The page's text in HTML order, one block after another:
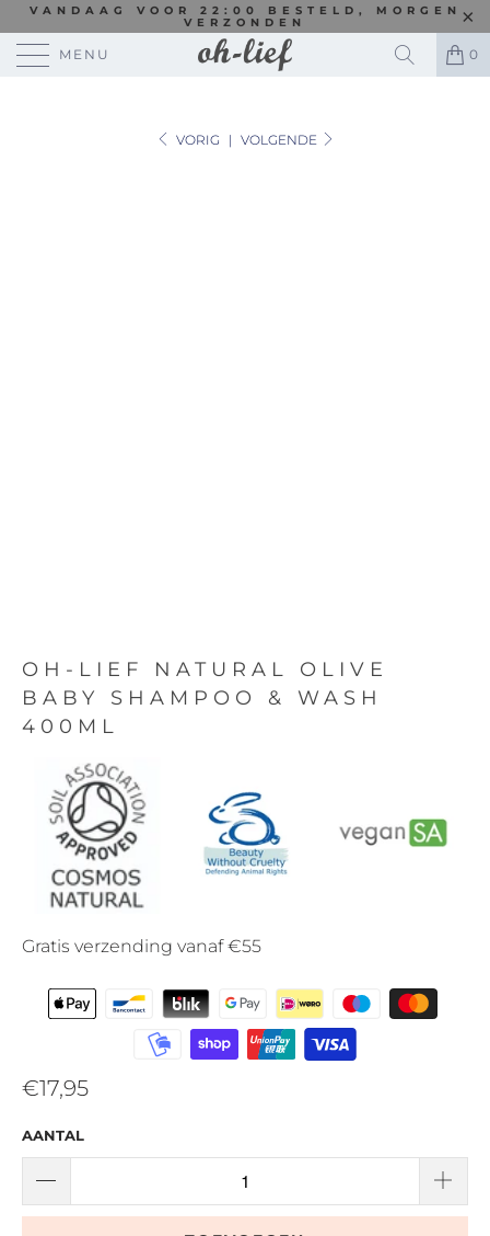
VANDAAG VOOR 22:00 BESTELD, MORGEN
VERZONDEN
MENU 0
VORIG | VOLGENDE
OH-LIEF NATURAL OLIVE
BABY SHAMPOO & WASH
400ML
Gratis verzending vanaf €55
€17,95
AANTAL